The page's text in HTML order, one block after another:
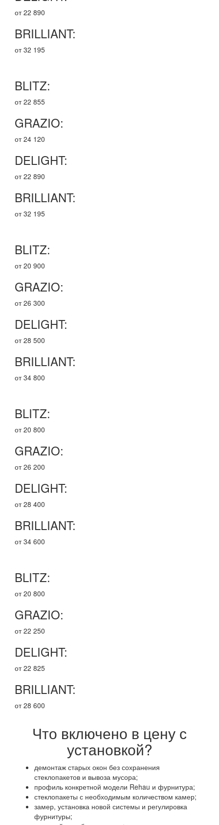
от 22 890
BRILLIANT:
от 32 195
BLITZ:
от 22 855
GRAZIO:
от 24 120
DELIGHT:
от 22 890
BRILLIANT:
от 32 195
BLITZ:
от 20 900
GRAZIO:
от 26 300
DELIGHT:
от 28 500
BRILLIANT:
от 34 800
BLITZ:
от 20 800
GRAZIO:
от 26 200
DELIGHT:
от 28 400
BRILLIANT:
от 34 600
BLITZ:
от 20 800
GRAZIO:
от 22 250
DELIGHT:
от 22 825
BRILLIANT:
от 28 600
Что включено в цену с
установкой?
демонтаж старых окон без сохранения
стеклопакетов и вывоза мусора;
профиль конкретной модели Rehau и фурнитура;
стеклопакеты с необходимым количеством камер;
замер, установка новой системы и регулировка
фурнитуры;